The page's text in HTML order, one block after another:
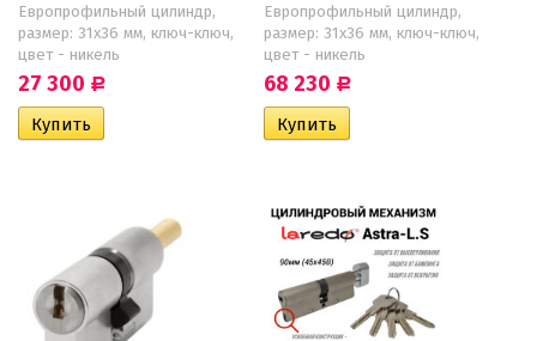
Европрофильный цилиндр,
размер: 31х36 мм, ключ-ключ,
цвет - никель
27 300 Р
Европрофильный цилиндр,
размер: 31х36 мм, ключ-ключ,
цвет - никель
68 230 Р